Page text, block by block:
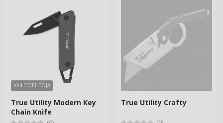
VAIHTOEHTOJA
True Utility Modern Key
Chain Knife
True Utility Crafty